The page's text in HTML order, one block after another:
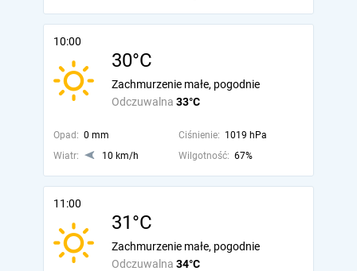
10:00
30°C
Odczuwalna 33°C
Zachmurzenie małe, pogodnie
Opad: 0 mm Ciśnienie: 1019 hPa
Wiatr:
10 km/h Wilgotność: 67%
11:00
31°C
Odczuwalna 34°C
Zachmurzenie małe, pogodnie